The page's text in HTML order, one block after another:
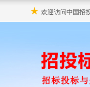
★ 欢迎访问中国招